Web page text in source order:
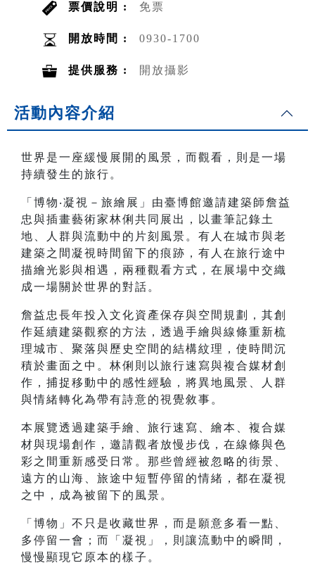
票價說明 : 免票
開放時間 : 0930-1700
提供服務 : 開放攝影
活動內容介紹
世界是一座緩慢展開的風景，而觀看，則是一場
持續發生的旅行。
「博物‧凝視－旅繪展」由臺博館邀請建築師詹益
忠與插畫藝術家林俐共同展出，以畫筆記錄土
地、人群與流動中的片刻風景。有人在城市與老
建築之間凝視時間留下的痕跡，有人在旅行途中
描繪光影與相遇，兩種觀看方式，在展場中交織
成一場關於世界的對話。
詹益忠長年投入文化資產保存與空間規劃，其創
作延續建築觀察的方法，透過手繪與線條重新梳
理城市、聚落與歷史空間的結構紋理，使時間沉
積於畫面之中。林俐則以旅行速寫與複合媒材創
作，捕捉移動中的感性經驗，將異地風景、人群
與情緒轉化為帶有詩意的視覺敘事。
本展覽透過建築手繪、旅行速寫、繪本、複合媒
材與現場創作，邀請觀者放慢步伐，在線條與色
彩之間重新感受日常。那些曾經被忽略的街景、
遠方的山海、旅途中短暫停留的情緒，都在凝視
之中，成為被留下的風景。
「博物」不只是收藏世界，而是願意多看一點、
多停留一會；而「凝視」，則讓流動中的瞬間，
慢慢顯現它原本的樣子。